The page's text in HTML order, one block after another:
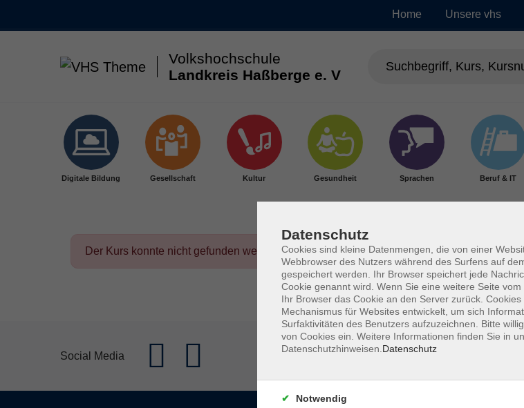
Home Unsere vhs
Volkshochschule
Landkreis Haßberge e. V
Digitale Bildung Gesellschaft Kultur Gesundheit Sprachen Beruf & IT
Der Kurs konnte nicht gefunden werden.
Social Media
Datenschutz
Cookies sind kleine Datenmengen, die von einer
Webbrowser des Nutzers während des Surfens auf
gespeichert werden. Ihr Browser speichert jede
Cookie genannt wird. Wenn Sie eine weitere Seite
Ihr Browser das Cookie an den Server zurück.
Mechanismus für Websites entwickelt, um sich
Surfaktivitäten des Benutzers aufzuzeichnen. Bitte
von Cookies ein. Weitere Informationen finden Sie in
Datenschutzhinweisen. Datenschutz
Notwendig